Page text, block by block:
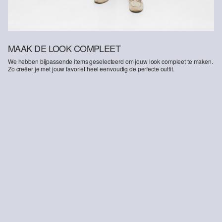
MAAK DE LOOK COMPLEET
We hebben bijpassende items geselecteerd om jouw look compleet te maken.
Zo creëer je met jouw favoriet heel eenvoudig de perfecte outfit.